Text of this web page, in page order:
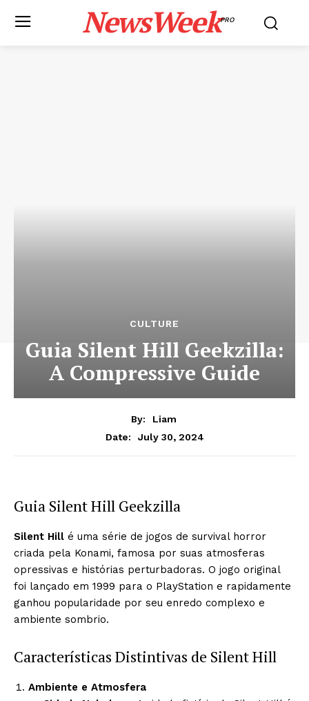
NewsWeekPRO
CULTURE
Guia Silent Hill Geekzilla:
A Compressive Guide
By:
Liam
Date:
July 30, 2024
Guia Silent Hill Geekzilla
Silent Hill é uma série de jogos de survival horror
criada pela Konami, famosa por suas atmosferas
opressivas e histórias perturbadoras. O jogo original
foi lançado em 1999 para o PlayStation e rapidamente
ganhou popularidade por seu enredo complexo e
ambiente sombrio.
Características Distintivas de Silent Hill
Ambiente e Atmosfera